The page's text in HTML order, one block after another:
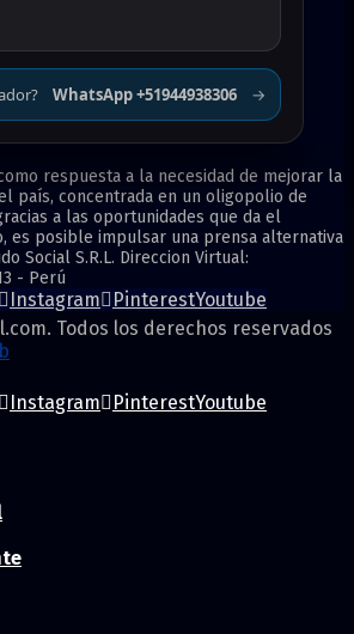
WhatsApp +51944938306 →
respuesta a la necesidad de mejorar la
país, concentrada en un oligopolio de
a las oportunidades que da el
es posible impulsar una prensa alternativa
Social S.R.L. Direccion Virtual:
- Perú
Instagram PinterestYoutube
Todos los derechos reservados
Instagram PinterestYoutube